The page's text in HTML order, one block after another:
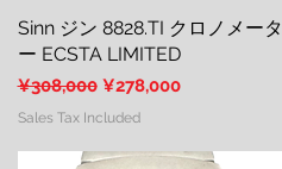
Quick View
Sinn ジン 8828.TI クロノメータ
ー ECSTA LIMITED
Regular Price
¥308,000 Sale Price
¥278,000
Sales Tax Included